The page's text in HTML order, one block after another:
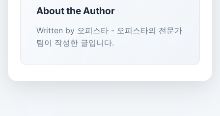
About the Author
Written by 오피스타 - 오피스타의 전문가
팀이 작성한 글입니다.